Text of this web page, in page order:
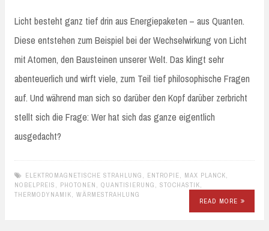
Licht besteht ganz tief drin aus Energiepaketen – aus Quanten.
Diese entstehen zum Beispiel bei der Wechselwirkung von Licht
mit Atomen, den Bausteinen unserer Welt. Das klingt sehr
abenteuerlich und wirft viele, zum Teil tief philosophische Fragen
auf. Und während man sich so darüber den Kopf darüber zerbricht
stellt sich die Frage: Wer hat sich das ganze eigentlich
ausgedacht?
ELEKTROMAGNETISCHE STRAHLUNG , ENTROPIE, MAX PLANCK,
NOBELPREIS , PHOTONEN , QUANTISIERUNG , STOCHASTIK,
THERMODYNAMIK, WÄRMESTRAHLUNG
READ MORE